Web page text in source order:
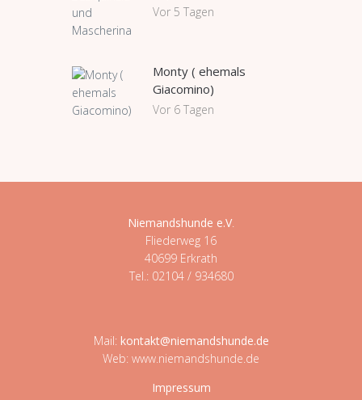
Vor 5 Tagen
Monty ( ehemals
Giacomino)
Vor 6 Tagen
Niemandshunde e.V
Fliederweg 16
40699 Erkrath
Tel.: 02104 / 934680
Mail: kontakt@niemandshunde.de
Web: www.niemandshunde.de
Impressum